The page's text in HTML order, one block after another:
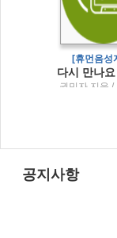
[휴먼음성
권민자 지음 /
공지사항